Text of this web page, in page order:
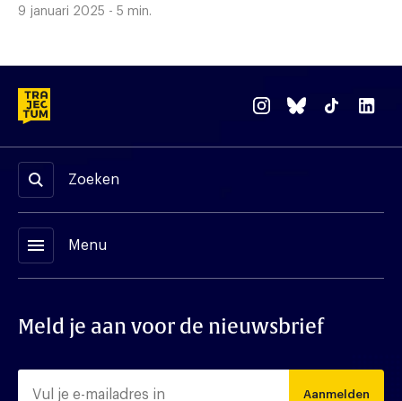
9 januari 2025 - 5 min.
Zoeken
menu Menu
Meld je aan voor de nieuwsbrief
Aanmelden